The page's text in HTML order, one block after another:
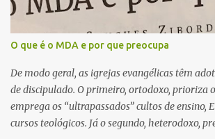
história dos gravetos incandescentes nada tem
sobrenaturalidade. Na escuridão de uma mata
ocorrerem fenômenos naturais. Um irmão de
enviou um e-mail pelo qual assevera: “Os
nada mais são que processos naturais de
madeira onde os fungos decompõem ...
O que é o MDA e por que preocupa
De modo geral, as igrejas evangélicas têm
de discipulado. O primeiro, ortodoxo, prioriza
emprega os “ultrapassados” cultos de ensino,
cursos teológicos. Já o segundo, heterodoxo,